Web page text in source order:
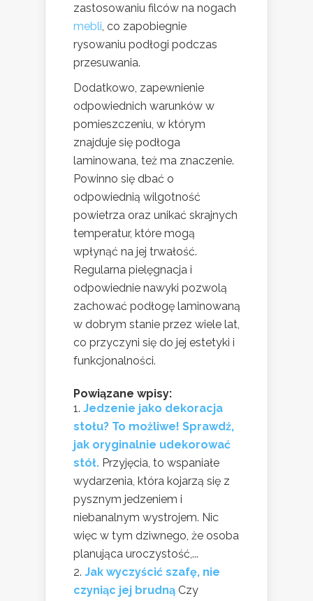
zastosowaniu filców na nogach
mebli, co zapobiegnie
rysowaniu podłogi podczas
przesuwania.
Dodatkowo, zapewnienie
odpowiednich warunków w
pomieszczeniu, w którym
znajduje się podłoga
laminowana, też ma znaczenie.
Powinno się dbać o
odpowiednią wilgotność
powietrza oraz unikać skrajnych
temperatur, które mogą
wpłynąć na jej trwałość.
Regularna pielęgnacja i
odpowiednie nawyki pozwolą
zachować podłogę laminowaną
w dobrym stanie przez wiele lat,
co przyczyni się do jej estetyki i
funkcjonalności.
Powiązane wpisy:
Jedzenie jako dekoracja
stołu? To możliwe! Sprawdź,
jak oryginalnie udekorować
stół. Przyjęcia, to wspaniałe
wydarzenia, która kojarzą się z
pysznym jedzeniem i
niebanalnym wystrojem. Nic
więc w tym dziwnego, że osoba
planująca uroczystość,...
Jak wyczyścić szafę, nie
czyniąc jej brudną Czy